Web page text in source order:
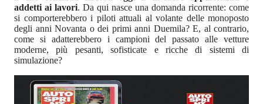
addetti ai lavori. Da qui nasce una domanda ricorrente: come
si comporterebbero i piloti attuali al volante delle monoposto
degli anni Novanta o dei primi anni Duemila? E, al contrario,
come si adatterebbero i campioni del passato alle vetture
moderne, più pesanti, sofisticate e ricche di sistemi di
simulazione?